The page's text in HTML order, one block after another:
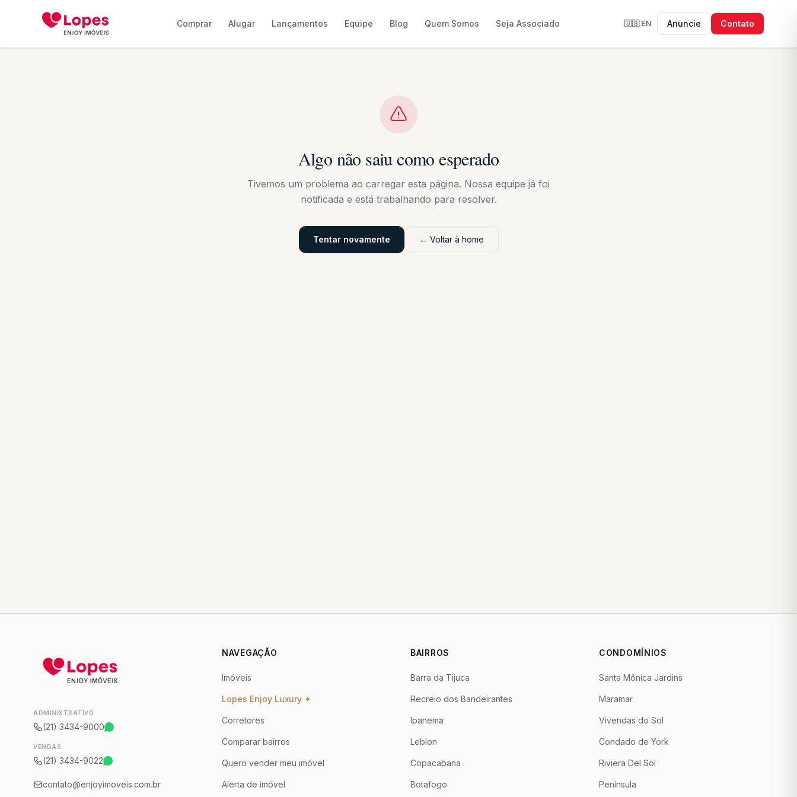
Comprar Alugar Lançamentos Equipe Blog Quem Somos Seja Associado 🇺🇸 EN Anuncie Contato
Algo não saiu como esperado
Tivemos um problema ao carregar esta página. Nossa equipe já foi
notificada e está trabalhando para resolver.
Tentar novamente ← Voltar à home
ADMINISTRATIVO
(21) 3434-9000
VENDAS
(21) 3434-9022
contato@enjoyimoveis.com.br
NAVEGAÇÃO
Imóveis
Lopes Enjoy Luxury ✦
Corretores
Comparar bairros
Quero vender meu imóvel
Alerta de imóvel
BAIRROS
Barra da Tijuca
Recreio dos Bandeirantes
Ipanema
Leblon
Copacabana
Botafogo
CONDOMÍNIOS
Santa Mônica Jardins
Maramar
Vivendas do Sol
Condado de York
Riviera Del Sol
Península